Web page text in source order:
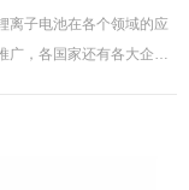
离子电池在各个领域的应
广，各国家还有各大企业